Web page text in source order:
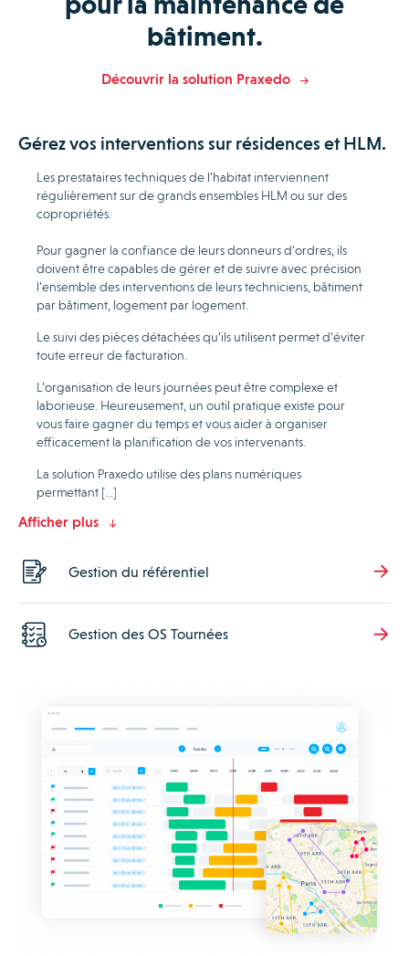
bâtiment.
Découvrir la solution Praxedo
Gérez vos interventions sur résidences et HLM.
Les prestataires techniques de l’habitat interviennent
régulièrement sur de grands ensembles HLM ou sur des
copropriétés.
Pour gagner la confiance de leurs donneurs d’ordres, ils
doivent être capables de gérer et de suivre avec précision
l’ensemble des interventions de leurs techniciens, bâtiment
par bâtiment, logement par logement.
Le suivi des pièces détachées qu’ils utilisent permet d’éviter
toute erreur de facturation.
L’organisation de leurs journées peut être complexe et
laborieuse. Heureusement, un outil pratique existe pour
vous faire gagner du temps et vous aider à organiser
efficacement la planification de vos intervenants.
La solution Praxedo utilise des plans numériques
permettant […]
Afficher plus
Gestion du référentiel
Gestion des OS Tournées